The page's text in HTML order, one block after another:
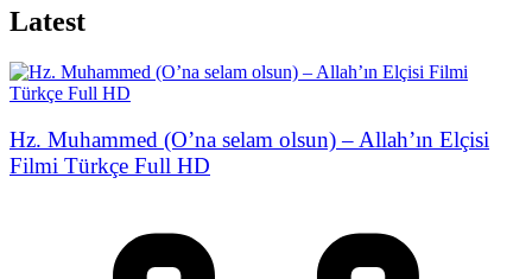
Latest
Hz. Muhammed (O’na selam olsun) – Allah’ın Elçisi
Filmi Türkçe Full HD